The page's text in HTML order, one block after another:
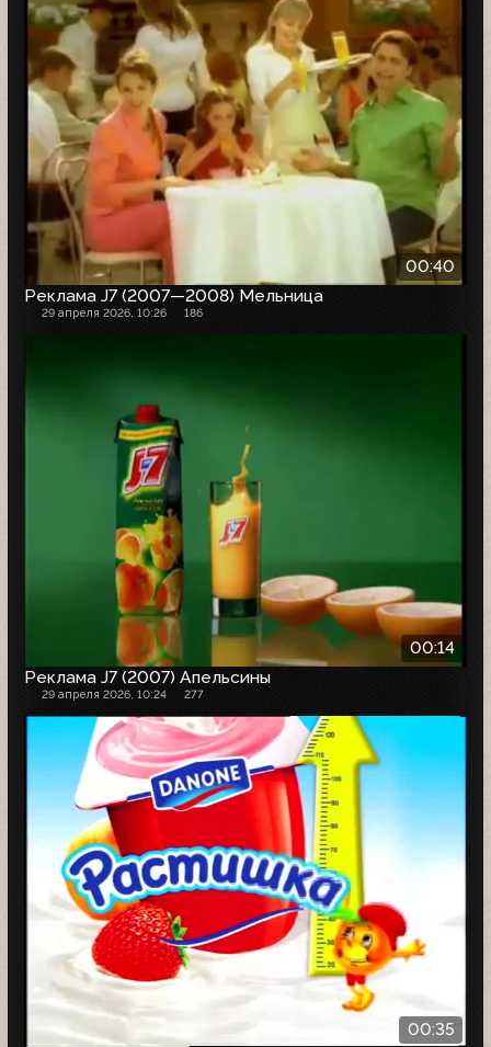
00:40
Реклама J7 (2007—2008) Мельница
29 апреля 2026, 10:26 186
00:14
Реклама J7 (2007) Апельсины
29 апреля 2026, 10:24 277
00:35